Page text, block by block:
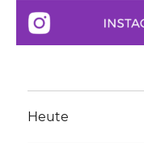
Heute